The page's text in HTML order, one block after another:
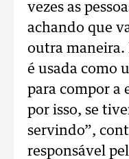
vezes as
achando que
outra maneira.
é usada como
para compor a
por isso, se
servindo”,
responsável